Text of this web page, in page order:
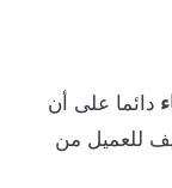
على أن
للعميل من